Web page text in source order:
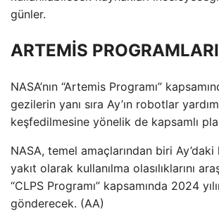
günler.
ARTEMİS PROGRAMLARI
NASA’nın “Artemis Programı”
gezilerin yanı sıra Ay’ın robotlar
keşfedilmesine yönelik de kapsamlı
NASA, temel amaçlarından biri Ay’daki
yakıt olarak kullanılma olasılıklarını
“CLPS Programı” kapsamında 2024
gönderecek. (AA)